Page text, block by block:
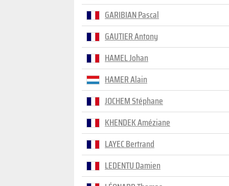
GARIBIAN Pascal
GAUTIER Antony
HAMEL Johan
HAMER Alain
JOCHEM Stéphane
KHENDEK Améziane
LAYEC Bertrand
LEDENTU Damien